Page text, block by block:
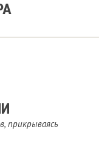
прикрываясь